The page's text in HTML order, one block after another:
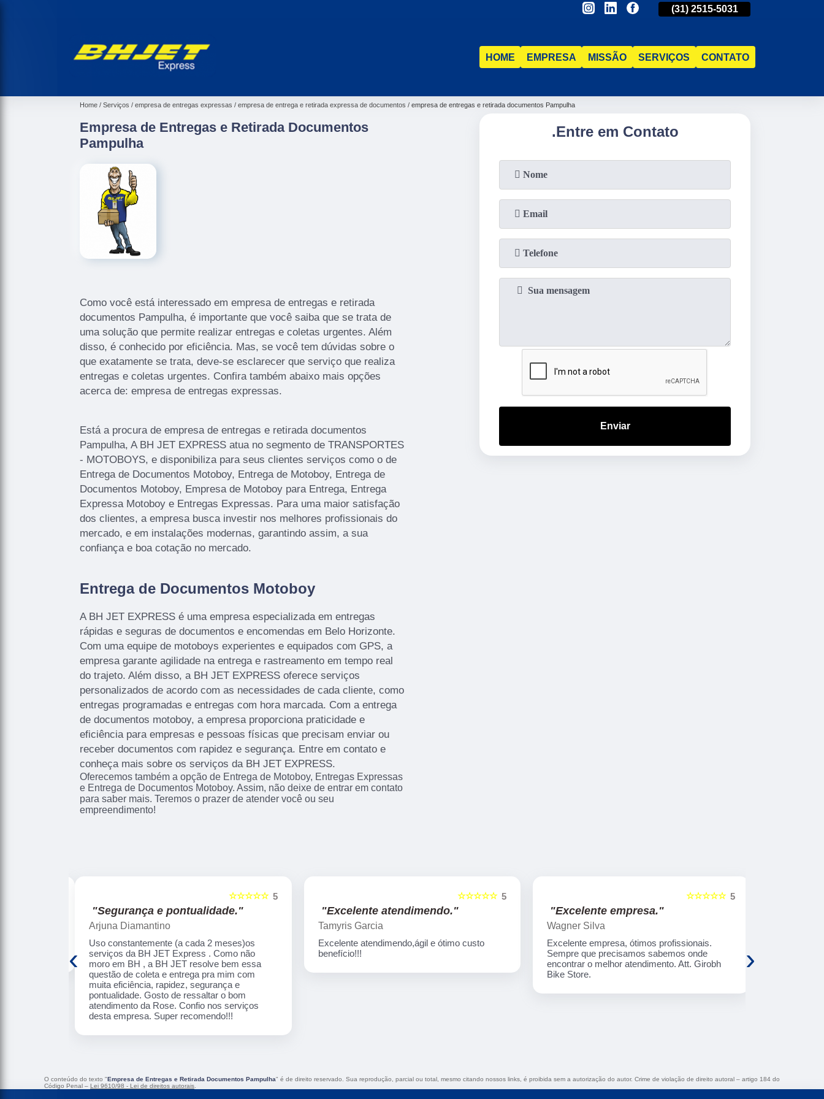
98521-1211 (31) 2515-5031
HOME EMPRESA MISSÃO SERVIÇOS CONTATO
Home Serviços empresa de entregas expressas empresa de entrega e retirada expressa de documentos empresa de entregas e retirada documentos Pampulha
Empresa de Entregas e Retirada Documentos
Pampulha
Como você está interessado em empresa de entregas e retirada
documentos Pampulha, é importante que você saiba que se trata de
uma solução que permite realizar entregas e coletas urgentes. Além
disso, é conhecido por eficiência. Mas, se você tem dúvidas sobre o
que exatamente se trata, deve-se esclarecer que serviço que realiza
entregas e coletas urgentes. Confira também abaixo mais opções
acerca de: empresa de entregas expressas.
Está a procura de empresa de entregas e retirada documentos
Pampulha, A BH JET EXPRESS atua no segmento de TRANSPORTES
- MOTOBOYS, e disponibiliza para seus clientes serviços como o de
Entrega de Documentos Motoboy, Entrega de Motoboy, Entrega de
Documentos Motoboy, Empresa de Motoboy para Entrega, Entrega
Expressa Motoboy e Entregas Expressas. Para uma maior satisfação
dos clientes, a empresa busca investir nos melhores profissionais do
mercado, e em instalações modernas, garantindo assim, a sua
confiança e boa cotação no mercado.
Entrega de Documentos Motoboy
A BH JET EXPRESS é uma empresa especializada em entregas
rápidas e seguras de documentos e encomendas em Belo Horizonte.
Com uma equipe de motoboys experientes e equipados com GPS, a
empresa garante agilidade na entrega e rastreamento em tempo real
do trajeto. Além disso, a BH JET EXPRESS oferece serviços
personalizados de acordo com as necessidades de cada cliente, como
entregas programadas e entregas com hora marcada. Com a entrega
de documentos motoboy, a empresa proporciona praticidade e
eficiência para empresas e pessoas físicas que precisam enviar ou
receber documentos com rapidez e segurança. Entre em contato e
conheça mais sobre os serviços da BH JET EXPRESS.
Oferecemos também a opção de Entrega de Motoboy, Entregas Expressas
e Entrega de Documentos Motoboy. Assim, não deixe de entrar em contato
para saber mais. Teremos o prazer de atender você ou seu
empreendimento!
.Entre em Contato
Enviar
5
☆☆☆☆☆
"Segurança e pontualidade."
Arjuna Diamantino
Uso constantemente (a cada 2 meses)os
serviços da BH JET Express . Como não
moro em BH , a BH JET resolve bem essa
questão de coleta e entrega pra mim com
muita eficiência, rapidez, segurança e
pontualidade. Gosto de ressaltar o bom
atendimento da Rose. Confio nos serviços
desta empresa. Super recomendo!!!
5
☆☆☆☆☆
"Excelente atendimendo."
Tamyris Garcia
Excelente atendimendo,ágil e ótimo custo
benefício!!!
5
☆☆☆☆☆
"Excelente empresa."
Wagner Silva
Excelente empresa, ótimos profissionais.
Sempre que precisamos sabemos onde
encontrar o melhor atendimento. Att. Girobh
Bike Store.
‹ ›
O conteúdo do texto "Empresa de Entregas e Retirada Documentos Pampulha" é de direito reservado. Sua reprodução, parcial ou total, mesmo citando nossos links, é proibida sem a autorização do autor. Crime de violação de direito autoral – artigo 184 do
Código Penal – Lei 9610/98 - Lei de direitos autorais